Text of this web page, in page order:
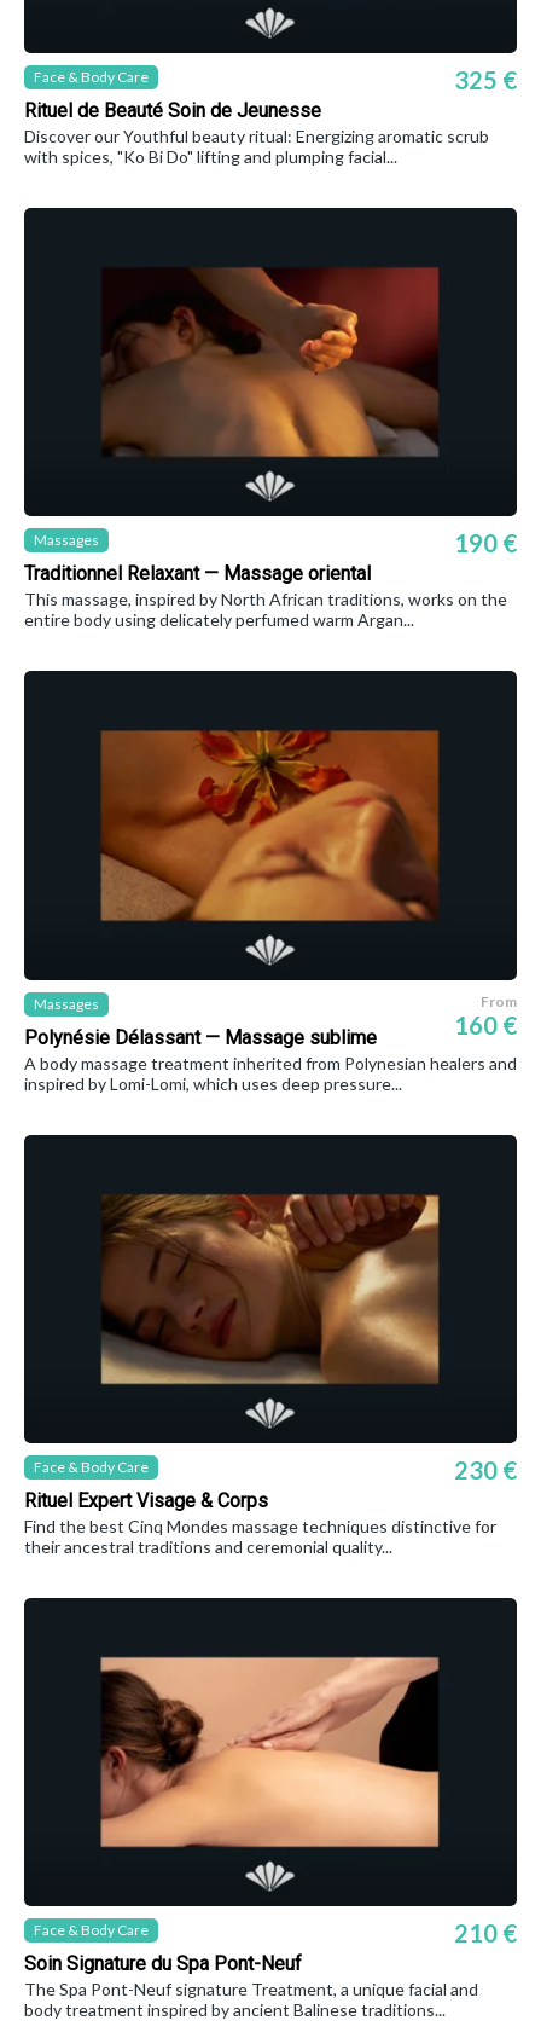
Face & Body Care
Rituel de Beauté Soin de Jeunesse
325 €
Discover our Youthful beauty ritual: Energizing aromatic scrub
with spices, "Ko Bi Do" lifting and plumping facial...
Massages
Traditionnel Relaxant — Massage oriental
190 €
This massage, inspired by North African traditions, works on the
entire body using delicately perfumed warm Argan...
Massages
Polynésie Délassant — Massage sublime
From
160 €
A body massage treatment inherited from Polynesian healers and
inspired by Lomi-Lomi, which uses deep pressure...
Face & Body Care
Rituel Expert Visage & Corps
230 €
Find the best Cinq Mondes massage techniques distinctive for
their ancestral traditions and ceremonial quality...
Face & Body Care
Soin Signature du Spa Pont-Neuf
210 €
The Spa Pont-Neuf signature Treatment, a unique facial and
body treatment inspired by ancient Balinese traditions...